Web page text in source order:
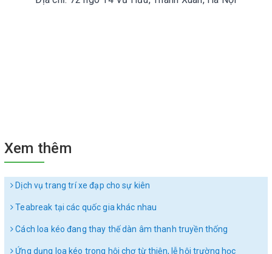
Xem thêm
Dịch vụ trang trí xe đạp cho sự kiên
Teabreak tại các quốc gia khác nhau
Cách loa kéo đang thay thế dàn âm thanh truyền thống
Ứng dụng loa kéo trong hội chợ từ thiện, lễ hội trường học